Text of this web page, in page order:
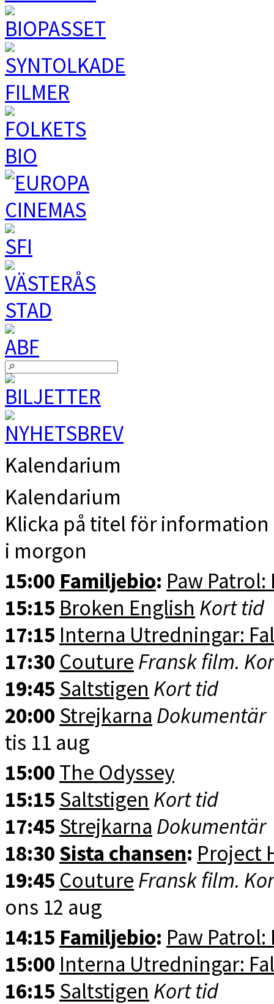
Kalendarium
Kalendarium
Klicka på titel för
i morgon
15:00 Familjebio: Paw
15:15 Broken English Kort tid
17:15 Interna Utredningar:
17:30 Couture Fransk film.
19:45 Saltstigen Kort tid
20:00 Strejkarna Dokumentär
tis 11 aug
15:00 The Odyssey
15:15 Saltstigen Kort tid
17:45 Strejkarna Dokumentär
18:30 Sista chansen: Project
19:45 Couture Fransk film.
ons 12 aug
14:15 Familjebio: Paw
15:00 Interna Utredningar:
16:15 Saltstigen Kort tid